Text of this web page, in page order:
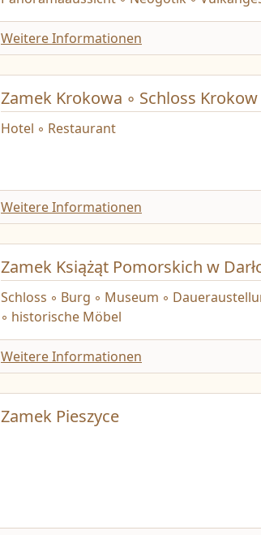
Weitere Informationen
Zamek Krokowa ◦ Schloss Krokow
Hotel ◦ Restaurant
Weitere Informationen
Zamek Książąt Pomorskich w
Schloss ◦ Burg ◦ Museum ◦
◦ historische Möbel
Weitere Informationen
Zamek Pieszyce